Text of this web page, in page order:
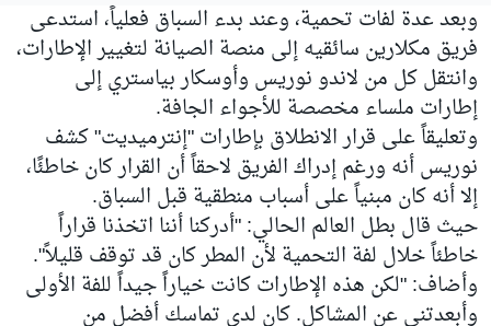
وبعد عدة لفات تحمية، وعند بدء السباق فعلياً، استدعى
فريق مكلارين سائقيه إلى منصة الصيانة لتغيير الإطارات،
وانتقل كل من لاندو نوريس وأوسكار بياستري إلى
إطارات ملساء مخصصة للأجواء الجافة.
وتعليقاً على قرار الانطلاق بإطارات "إنترميديت" كشف
نوريس أنه ورغم إدراك الفريق لاحقاً أن القرار كان خاطئًا،
إلا أنه كان مبنياً على أسباب منطقية قبل السباق.
حيث قال بطل العالم الحالي: "أدركنا أننا اتخذنا قراراً
خاطئاً خلال لفة التحمية لأن المطر كان قد توقف قليلاً".
وأضاف: "لكن هذه الإطارات كانت خياراً جيداً للفة الأولى
وأبعدتني عن المشاكل. كان لدي تماسك أفضل من